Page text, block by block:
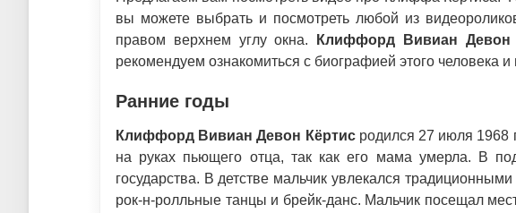
вы можете выбрать и посмотреть любой из
правом верхнем углу окна.
Клиффорд Вивиан Девон
рекомендуем ознакомиться с биографией этого человека
Ранние годы
Клиффорд Вивиан Девон Кёртисродился 27 июля 1968
на руках пьющего отца, так как его мама умерла. В
государства. В детстве мальчик увлекался
рок-н-ролльные танцы и брейк-данс. Мальчик посещал